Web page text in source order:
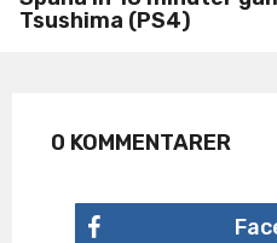
Tsushima (PS4)
0 KOMMENTARER